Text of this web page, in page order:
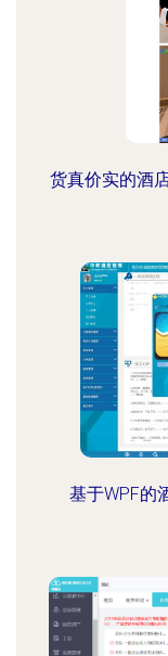
货真价实的酒
基于WPF的